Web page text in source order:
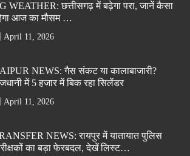
WEATHER: छत्तीसगढ़ में बढ़ेगा परा, जानें कैसा
आज का मौसम …
April 11, 2026
NEWS: गैस संकट या कालाबाजारी?
में 5 हजार में बिक रहा सिलेंडर
April 11, 2026
NEWS: रायपुर में यातायात पुलिस
का बड़ा फेरबदल, देखें लिस्ट…